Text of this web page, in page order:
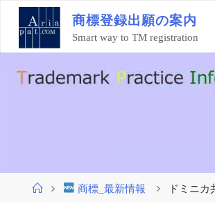
ン
商標登録出願の案内
Smart way to TM registration
ホ
商標_最新情報 ドミニ